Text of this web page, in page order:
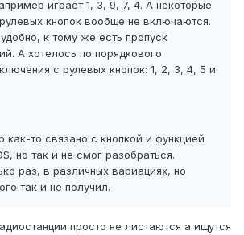
играет 1, 3, 9, 7, 4. А некоторые
кнопок вообще не включаются.
к тому же есть пропуск
А хотелось по порядкового
с рулевых кнопок: 1, 2, 3, 4, 5 и
как-то связано с кнопкой и функцией
но так и не смог разобраться.
раз, в различных вариациях, но
так и не получил.
просто не листаются а ищутся